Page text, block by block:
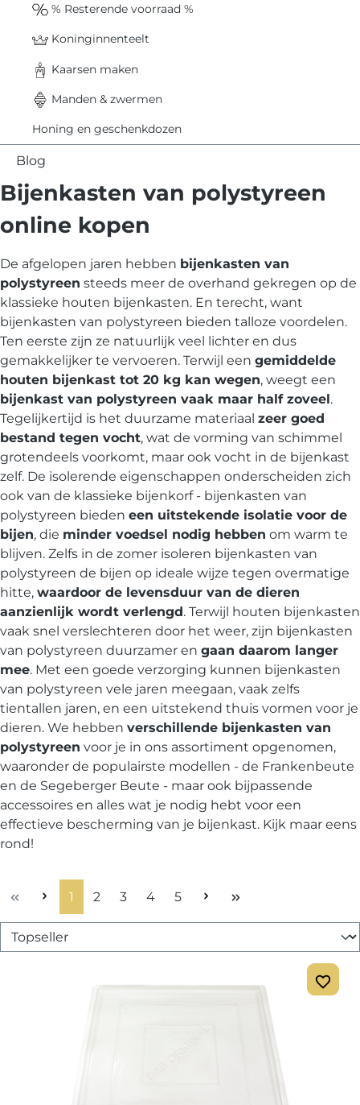
% Resterende voorraad %
Koninginnenteelt
Kaarsen maken
Manden & zwermen
Honing en geschenkdozen
Blog
Bijenkasten van polystyreen
online kopen
De afgelopen jaren hebben bijenkasten van
polystyreen steeds meer de overhand gekregen op de
klassieke houten bijenkasten. En terecht, want
bijenkasten van polystyreen bieden talloze voordelen.
Ten eerste zijn ze natuurlijk veel lichter en dus
gemakkelijker te vervoeren. Terwijl een gemiddelde
houten bijenkast tot 20 kg kan wegen, weegt een
bijenkast van polystyreen vaak maar half zoveel.
Tegelijkertijd is het duurzame materiaal zeer goed
bestand tegen vocht, wat de vorming van schimmel
grotendeels voorkomt, maar ook vocht in de bijenkast
zelf. De isolerende eigenschappen onderscheiden zich
ook van de klassieke bijenkorf - bijenkasten van
polystyreen bieden een uitstekende isolatie voor de
bijen, die minder voedsel nodig hebben om warm te
blijven. Zelfs in de zomer isoleren bijenkasten van
polystyreen de bijen op ideale wijze tegen overmatige
hitte, waardoor de levensduur van de dieren
aanzienlijk wordt verlengd. Terwijl houten bijenkasten
vaak snel verslechteren door het weer, zijn bijenkasten
van polystyreen duurzamer en gaan daarom langer
mee. Met een goede verzorging kunnen bijenkasten
van polystyreen vele jaren meegaan, vaak zelfs
tientallen jaren, en een uitstekend thuis vormen voor je
dieren. We hebben verschillende bijenkasten van
polystyreen voor je in ons assortiment opgenomen,
waaronder de populairste modellen - de Frankenbeute
en de Segeberger Beute - maar ook bijpassende
accessoires en alles wat je nodig hebt voor een
effectieve bescherming van je bijenkast. Kijk maar eens
rond!
Pagina
1 Pagina
2 Pagina
3 Pagina
4 Pagina
5